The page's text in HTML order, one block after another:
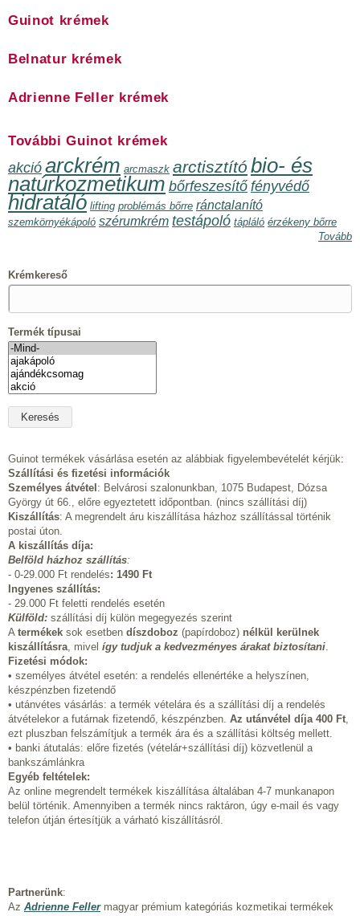
Guinot krémek
Belnatur krémek
Adrienne Feller krémek
További Guinot krémek
akció arckrém arcmaszk arctisztító bio- és
natúrkozmetikum bőrfeszesítő fényvédő
hidratáló lifting problémás bőrre ránctalanító
szemkörnyékápoló szérumkrém testápoló tápláló érzékeny bőrre
Tovább
Krémkereső
Termék típusai
Guinot termékek vásárlása esetén az alábbiak figyelembevételét kérjük:
Szállítási és fizetési információk
Személyes átvétel : Belvárosi szalonunkban, 1075 Budapest, Dózsa
György út 66., előre egyeztetett időpontban. (nincs szállítási díj)
Kiszállítás: A megrendelt áru kiszállítása házhoz szállítással történik
postai úton.
A kiszállítás díja:
Belföld házhoz szállítás:
- 0-29.000 Ft rendelés: 1490 Ft
Ingyenes szállítás:
- 29.000 Ft feletti rendelés esetén
Külföld: szállítási díj külön megegyezés szerint
A termékek sok esetben díszdoboz (papírdoboz) nélkül kerülnek
kiszállításra, mivel így tudjuk a kedvezményes árakat biztosítani.
Fizetési módok:
• személyes átvétel esetén: a rendelés ellenértéke a helyszínen,
készpénzben fizetendő
• utánvétes vásárlás: a termék vételára és a szállítási díj a rendelés
átvételekor a futárnak fizetendő, készpénzben. Az utánvétel díja 400 Ft,
ezt pluszban felszámítjuk a termék ára és a szállítási költség mellett.
• banki átutalás: előre fizetés (vételár+szállítási díj) közvetlenül a
bankszámlánkra
Egyéb feltételek:
Az online megrendelt termékek kiszállítása általában 4-7 munkanapon
belül történik. Amennyiben a termék nincs raktáron, úgy e-mail és vagy
telefon útján értesítjük a várható kiszállításról.
Partnerünk:
Az Adrienne Fellermagyar prémium kategóriás kozmetikai termékek